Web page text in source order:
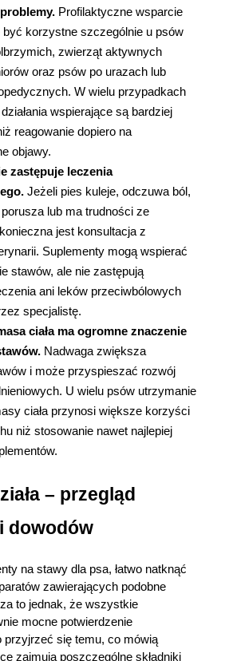
Profilaktyczne wsparcie
korzystne szczególnie u psów
zwierząt aktywnych
oraz psów po urazach lub
W wielu przypadkach
wspierające są bardziej
reagowanie dopiero na
objawy.
zastępuje leczenia
Jeżeli pies kuleje, odczuwa ból,
lub ma trudności ze
jest konsultacja z
Suplementy mogą wspierać
stawów, ale nie zastępują
ani leków przeciwbólowych
specjalistę.
ciała ma ogromne znaczenie
Nadwaga zwiększa
i może przyspieszać rozwój
U wielu psów utrzymanie
ciała przynosi większe korzyści
niż stosowanie nawet najlepiej
– przegląd
dowodów
na stawy dla psa, łatwo natknąć
zawierających podobne
to jednak, że wszystkie
mocne potwierdzenie
przyjrzeć się temu, co mówią
zajmują poszczególne składniki